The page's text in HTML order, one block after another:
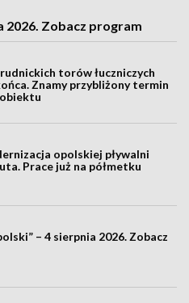
2026. Zobacz program
torów łuczniczych
Znamy przybliżony termin
opolskiej pływalni
Prace już na półmetku
– 4 sierpnia 2026. Zobacz